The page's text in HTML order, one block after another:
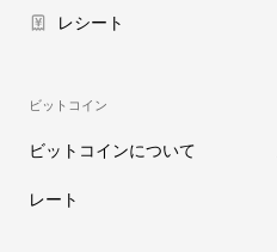
レシート
ビットコイン
ビットコインについて
レート